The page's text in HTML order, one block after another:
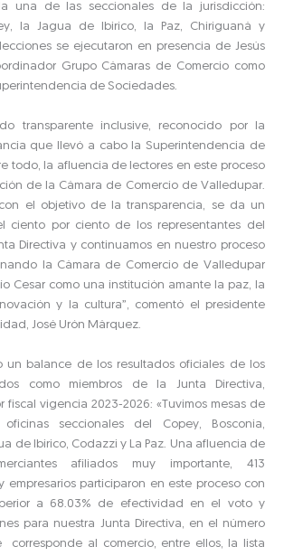
una de las seccionales de la jurisdicción:
la Jagua de Ibirico, la Paz, Chiriguaná y
se ejecutaron en presencia de Jesús
Grupo Cámaras de Comercio como
de Sociedades.
transparente inclusive, reconocido por la
que llevó a cabo la Superintendencia de
todo, la afluencia de lectores en este proceso
de la Cámara de Comercio de Valledupar.
el objetivo de la transparencia, se da un
ciento por ciento de los representantes del
Directiva y continuamos en nuestro proceso
la Cámara de Comercio de Valledupar
Cesar como una institución amante la paz, la
y la cultura”, comentó el presidente
José Urón Márquez.
un balance de los resultados oficiales de los
como miembros de la Junta Directiva,
fiscal vigencia 2023-2026: «Tuvimos mesas de
seccionales del Copey, Bosconia,
de Ibirico, Codazzi y La Paz. Una afluencia de
afiliados muy importante, 413
empresarios participaron en este proceso con
a 68.03% de efectividad en el voto y
para nuestra Junta Directiva, en el número
corresponde al comercio, entre ellos, la lista